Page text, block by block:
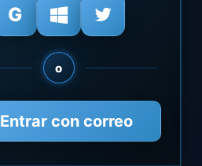
o
Entrar con correo